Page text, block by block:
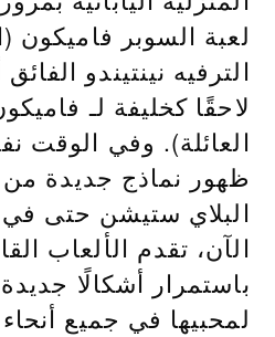
لعبة السوبر فاميكون
لاحقًا كخليفة لـ
العائلة). وفي الوقت
ظهور نماذج جديدة
البلاي ستيشن حتى
الآن، تقدم الألعاب
باستمرار أشكالًا
لمحبيها في جميع أنحاء